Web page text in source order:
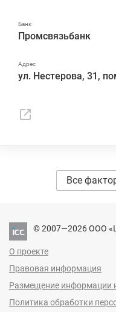
Промсвязьбанк
ул. Нестерова, 31,
Все
© 2007—2026 ООО
О проекте
Правовая информация
Размещение информации
Политика обработки